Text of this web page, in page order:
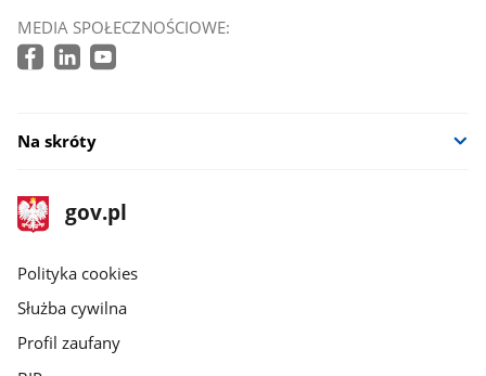
MEDIA SPOŁECZNOŚCIOWE:
Na skróty
stopka
gov.pl
Strona
gov.pl
gov.pl
Polityka cookies
Służba cywilna
Profil zaufany